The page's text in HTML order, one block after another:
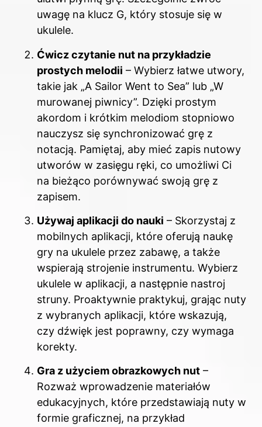
uwagę na klucz G, który stosuje się w
ukulele.
Ćwicz czytanie nut na przykładzie
prostych melodii – Wybierz łatwe utwory,
takie jak „A Sailor Went to Sea” lub „W
murowanej piwnicy”. Dzięki prostym
akordom i krótkim melodiom stopniowo
nauczysz się synchronizować grę z
notacją. Pamiętaj, aby mieć zapis nutowy
utworów w zasięgu ręki, co umożliwi Ci
na bieżąco porównywać swoją grę z
zapisem.
Używaj aplikacji do nauki – Skorzystaj z
mobilnych aplikacji, które oferują naukę
gry na ukulele przez zabawę, a także
wspierają strojenie instrumentu. Wybierz
ukulele w aplikacji, a następnie nastroj
struny. Proaktywnie praktykuj, grając nuty
z wybranych aplikacji, które wskazują,
czy dźwięk jest poprawny, czy wymaga
korekty.
Gra z użyciem obrazkowych nut –
Rozważ wprowadzenie materiałów
edukacyjnych, które przedstawiają nuty w
formie graficznej, na przykład